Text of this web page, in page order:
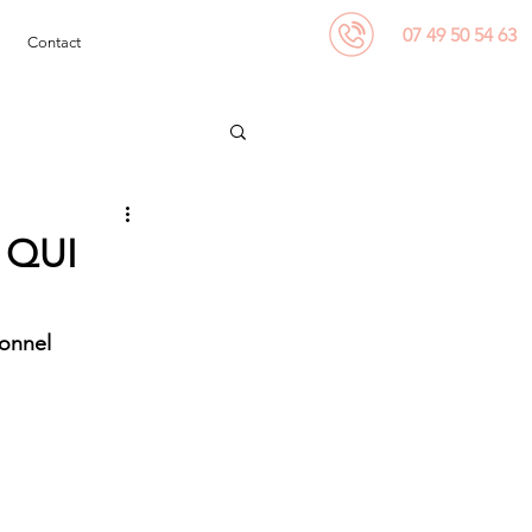
Contact 07 49 50 54 63
QUI